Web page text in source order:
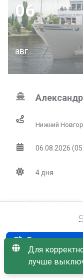
Параметры
С наличием мест
06
авг
Нижний
06.08.2026
4 дня
59 965
Пенсионная скидка
Для
лучше